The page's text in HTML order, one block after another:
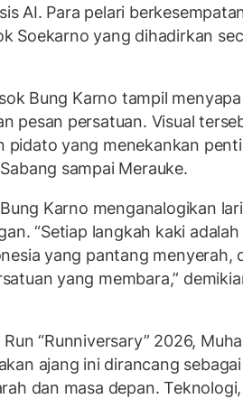
AI. Para pelari
Soekarno yang dihadirkan
Bung Karno tampil
pesan persatuan. Visual
pidato yang menekankan
sampai Merauke.
Karno menganalogikan
“Setiap langkah kaki
yang pantang menyerah,
yang membara,”
“Runniversary” 2026,
ajang ini dirancang
dan masa depan.